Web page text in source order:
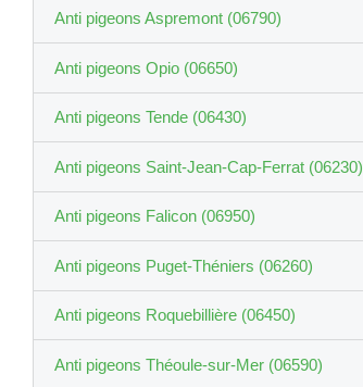
Anti pigeons Aspremont (06790)
Anti pigeons Opio (06650)
Anti pigeons Tende (06430)
Anti pigeons Saint-Jean-Cap-Ferrat (06230)
Anti pigeons Falicon (06950)
Anti pigeons Puget-Théniers (06260)
Anti pigeons Roquebillière (06450)
Anti pigeons Théoule-sur-Mer (06590)